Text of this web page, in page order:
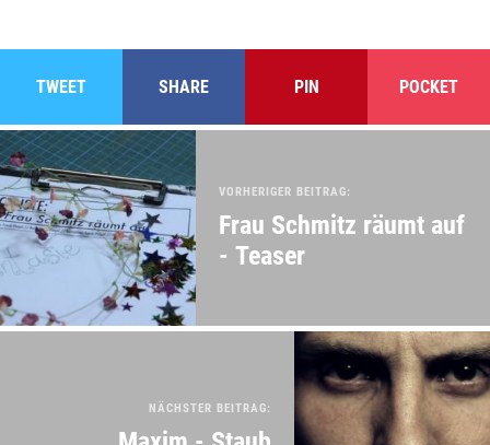
TWEET SHARE PIN POCKET
VORHERIGER BEITRAG:
Frau Schmitz räumt auf
- Teaser
NÄCHSTER BEITRAG: